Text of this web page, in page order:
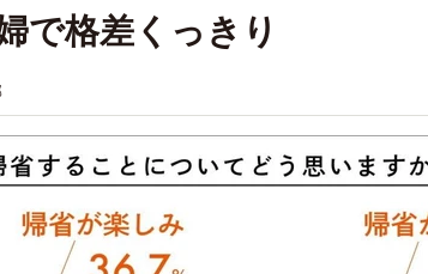
で格差くっきり